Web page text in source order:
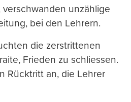
unzählige
bei den Lehrern.
die zerstrittenen
Frieden zu schliessen.
Rücktritt an, die Lehrer